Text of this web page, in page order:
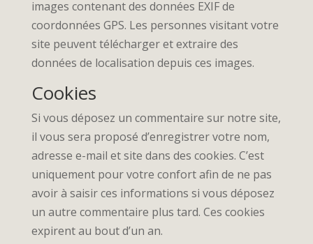
images contenant des données EXIF de
coordonnées GPS. Les personnes visitant votre
site peuvent télécharger et extraire des
données de localisation depuis ces images.
Cookies
Si vous déposez un commentaire sur notre site,
il vous sera proposé d’enregistrer votre nom,
adresse e-mail et site dans des cookies. C’est
uniquement pour votre confort afin de ne pas
avoir à saisir ces informations si vous déposez
un autre commentaire plus tard. Ces cookies
expirent au bout d’un an.